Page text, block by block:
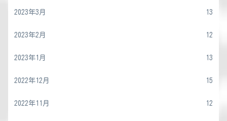
2023年3月 13
2023年2月 12
2023年1月 13
2022年12月 15
2022年11月 12